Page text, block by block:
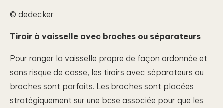
© dedecker
Tiroir à vaisselle avec broches ou séparateurs
Pour ranger la vaisselle propre de façon ordonnée et
sans risque de casse, les tiroirs avec séparateurs ou
broches sont parfaits. Les broches sont placées
stratégiquement sur une base associée pour que les